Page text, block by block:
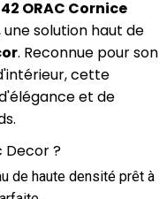
ORAC Cornice
une solution haut de
. Reconnue pour son
cette
et de
Decor ?
de haute densité prêt à